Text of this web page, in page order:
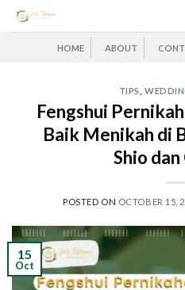
Skip
HOME ABOUT
TIPS
Fengshui
Baik Menikah di
Shio dan
POSTED ON OCTOBER 15,
15
Oct